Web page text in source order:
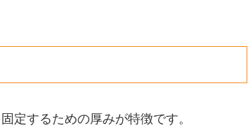
定するための厚みが特徴です。